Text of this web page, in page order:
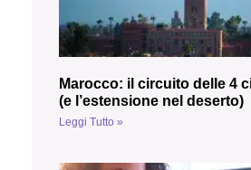
Marocco: il circuito delle 4
(e l’estensione nel deserto)
Leggi Tutto »